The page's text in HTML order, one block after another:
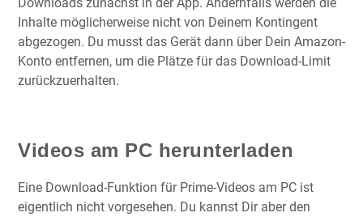
Inhalte möglicherweise nicht von Deinem Kontingent
abgezogen. Du musst das Gerät dann über Dein Amazon-
Konto entfernen, um die Plätze für das Download-Limit
zurückzuerhalten.
Videos am PC herunterladen
Eine Download-Funktion für Prime-Videos am PC ist
eigentlich nicht vorgesehen. Du kannst Dir aber den